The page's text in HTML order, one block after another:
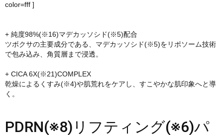
color=fff ]
+ 純度98%(※16)マデカッソシド(※5)配合
ツボクサの主要成分である、マデカッソシド(※5)をリポソーム技術
で包み込み、角質層まで浸透。
+ CICA 6X(※21)COMPLEX
乾燥によるくすみ(※4)や肌荒れをケアし、すこやかな肌印象へと導
く。
PDRN(※8)リフティング(※6)パ